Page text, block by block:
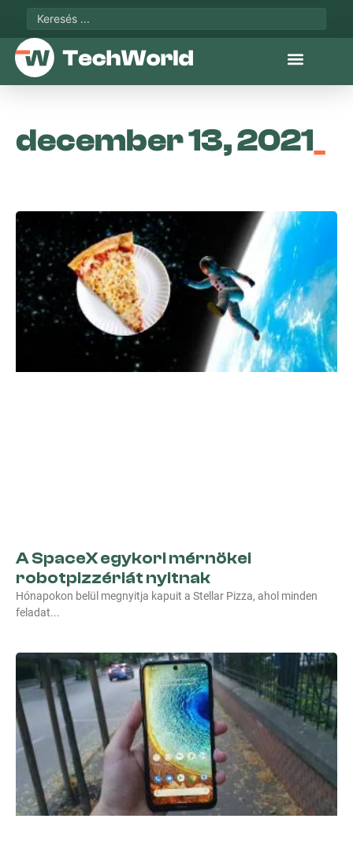
december 13, 2021
A SpaceX egykori mérnökei
robotpizzériát nyitnak
Hónapokon belül megnyitja kapuit a Stellar Pizza, ahol minden
feladat